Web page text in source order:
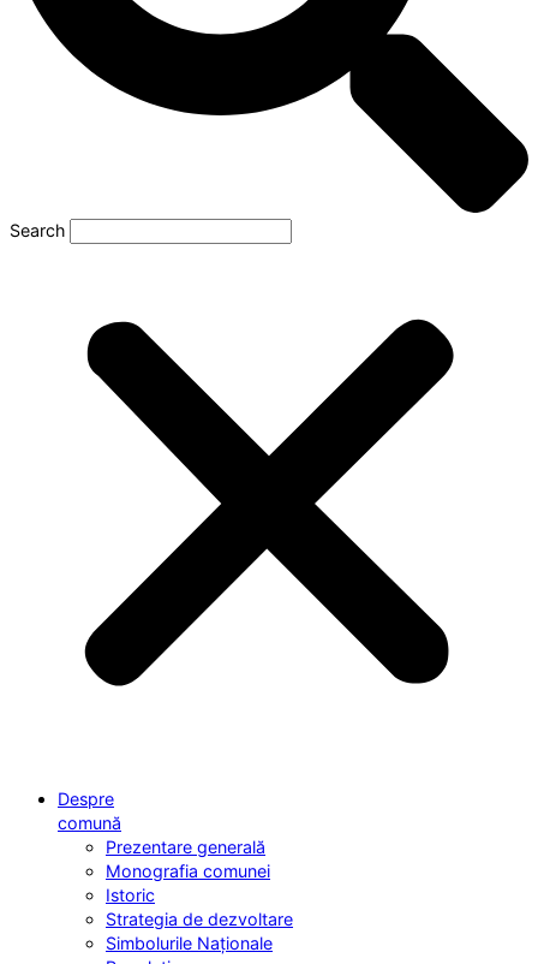
Search
Despre
comună
Prezentare generală
Monografia comunei
Istoric
Strategia de dezvoltare
Simbolurile Naționale